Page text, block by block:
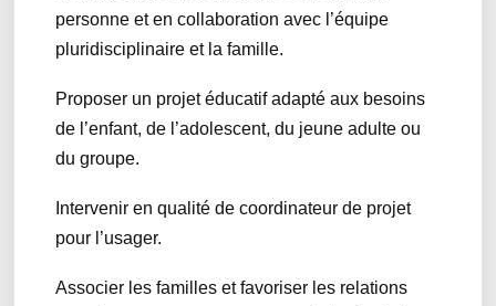
personne et en collaboration avec l’équipe
pluridisciplinaire et la famille.
Proposer un projet éducatif adapté aux besoins
de l’enfant, de l’adolescent, du jeune adulte ou
du groupe.
Intervenir en qualité de coordinateur de projet
pour l’usager.
Associer les familles et favoriser les relations